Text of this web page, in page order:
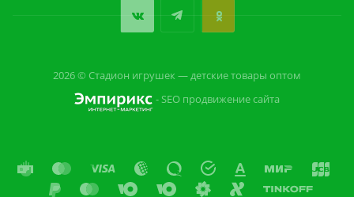
2026 © Стадион игрушек — детские товары оптом
- SEO продвижение сайта